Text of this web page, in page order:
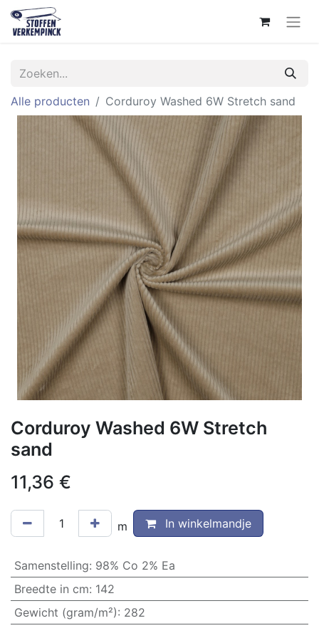
Alle producten Corduroy Washed 6W Stretch sand
Corduroy Washed 6W Stretch
sand
11,36 €
m In winkelmandje
Samenstelling: 98% Co 2% Ea
Breedte in cm: 142
Gewicht (gram/m²): 282